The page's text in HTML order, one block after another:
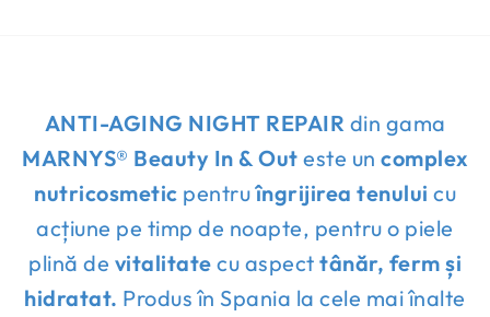
ANTI-AGING NIGHT REPAIR din gama
MARNYS® Beauty In & Out este uncomplex
nutricosmetic pentruîngrijirea tenului cu
acțiune pe timp de noapte, pentru o piele
plină de vitalitate cu aspect tânăr, ferm și
hidratat. Produs în Spania la cele mai înalte